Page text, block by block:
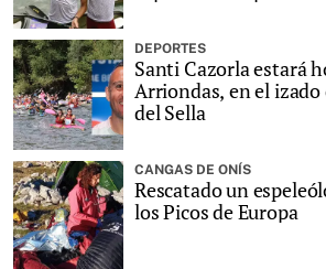
DEPORTES
Santi Cazorla estará
Arriondas, en el izado
del Sella
CANGAS DE ONÍS
Rescatado un
los Picos de Europa